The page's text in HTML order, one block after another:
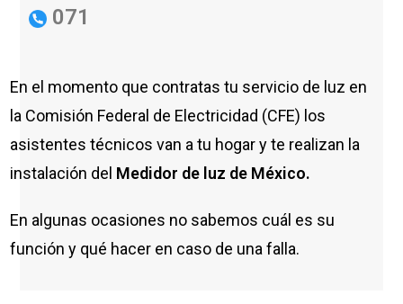
071
En el momento que contratas tu servicio de luz en
la Comisión Federal de Electricidad (CFE) los
asistentes técnicos van a tu hogar y te realizan la
instalación del Medidor de luz de México.
En algunas ocasiones no sabemos cuál es su
función y qué hacer en caso de una falla.